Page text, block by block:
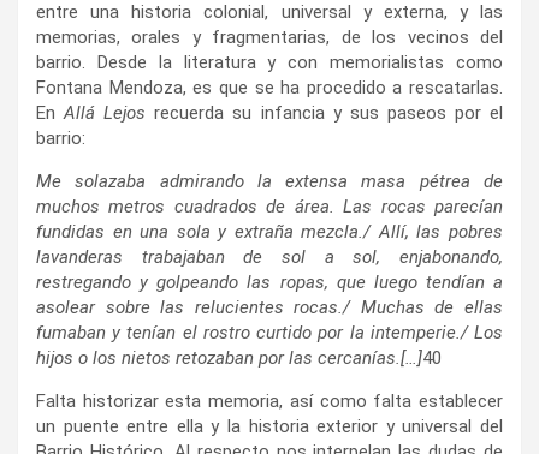
entre una historia colonial, universal y externa, y las
memorias, orales y fragmentarias, de los vecinos del
barrio. Desde la literatura y con memorialistas como
Fontana Mendoza, es que se ha procedido a rescatarlas.
EnAllá Lejos recuerda su infancia y sus paseos por el
barrio:
Me solazaba admirando la extensa masa pétrea de
muchos metros cuadrados de área. Las rocas parecían
fundidas en una sola y extraña mezcla./ Allí, las pobres
lavanderas trabajaban de sol a sol, enjabonando,
restregando y golpeando las ropas, que luego tendían a
asolear sobre las relucientes rocas./ Muchas de ellas
fumaban y tenían el rostro curtido por la intemperie./ Los
hijos o los nietos retozaban por las cercanías.[…]40
Falta historizar esta memoria, así como falta establecer
un puente entre ella y la historia exterior y universal del